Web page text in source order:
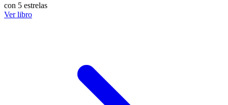
con 5 estrelas
Ver libro